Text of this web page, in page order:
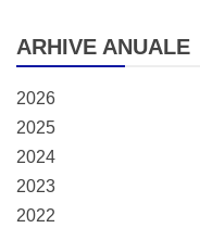
ARHIVE ANUALE
2026
2025
2024
2023
2022